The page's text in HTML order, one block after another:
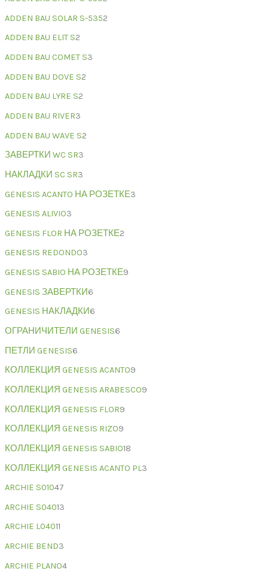
ADDEN BAU SOLAR S-5352
ADDEN BAU ELIT S2
ADDEN BAU COMET S3
ADDEN BAU DOVE S2
ADDEN BAU LYRE S2
ADDEN BAU RIVER3
ADDEN BAU WAVE S2
ЗАВЕРТКИ WC SR3
НАКЛАДКИ SC SR3
GENESIS ACANTO НА РОЗЕТКЕ3
GENESIS ALIVIO3
GENESIS FLOR НА РОЗЕТКЕ2
GENESIS REDONDO3
GENESIS SABIO НА РОЗЕТКЕ9
GENESIS ЗАВЕРТКИ6
GENESIS НАКЛАДКИ6
ОГРАНИЧИТЕЛИ GENESIS6
ПЕТЛИ GENESIS6
КОЛЛЕКЦИЯ GENESIS ACANTO9
КОЛЛЕКЦИЯ GENESIS ARABESCO9
КОЛЛЕКЦИЯ GENESIS FLOR9
КОЛЛЕКЦИЯ GENESIS RIZO9
КОЛЛЕКЦИЯ GENESIS SABIO18
КОЛЛЕКЦИЯ GENESIS ACANTO PL3
ARCHIE S01047
ARCHIE S04013
ARCHIE L04011
ARCHIE BEND3
ARCHIE PLANO4